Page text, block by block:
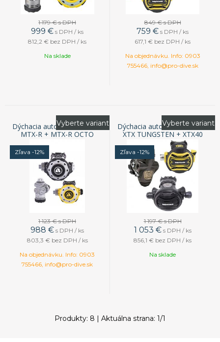
1 179 €s DPH
999 € s DPH / ks
812,2 € bez DPH / ks
Na sklade
849 €s DPH
759 € s DPH / ks
617,1 € bez DPH / ks
Na objednávku. Info: 0903
755466, info@pro-dive.sk
Dýchacia automatika APEKS
MTX-R + MTX-R OCTO
Zľava -12%
1 123 €s DPH
988 € s DPH / ks
803,3 € bez DPH / ks
Vyberte variant
Na objednávku. Info: 0903
755466, info@pro-dive.sk
Dýchacia automatika APEKS
XTX TUNGSTEN + XTX40
OCTO
Zľava -12%
1 197 €s DPH
1 053 € s DPH / ks
856,1 € bez DPH / ks
Vyberte variant
Na sklade
Produkty: 8 | Aktuálna strana: 1/1